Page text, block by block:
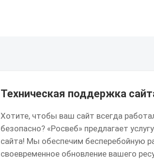
Техническая поддержка
Хотите, чтобы ваш сайт всегда
безопасно? «Росвеб» предлагает
сайта! Мы обеспечим бесперебойную
своевременное обновление вашего